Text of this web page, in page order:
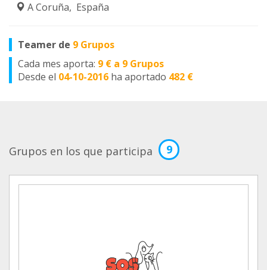
A Coruña, España
Teamer de 9 Grupos
Cada mes aporta: 9 € a 9 Grupos
Desde el 04-10-2016 ha aportado 482 €
Grupos en los que participa 9